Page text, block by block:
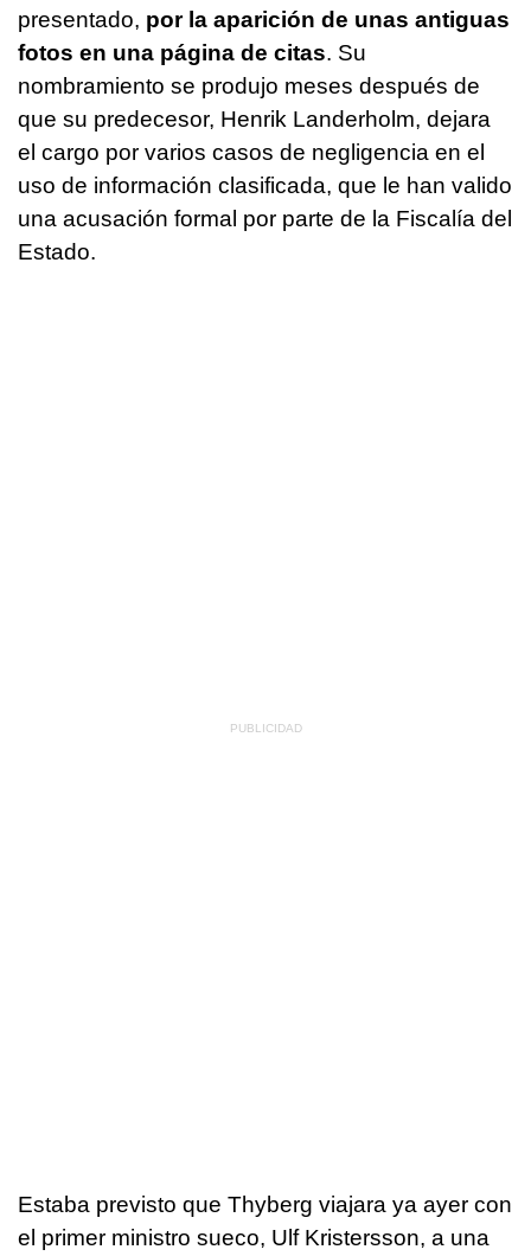
presentado, por la aparición de unas antiguas
fotos en una página de citas. Su
nombramiento se produjo meses después de
que su predecesor, Henrik Landerholm, dejara
el cargo por varios casos de negligencia en el
uso de información clasificada, que le han valido
una acusación formal por parte de la Fiscalía del
Estado.
Estaba previsto que Thyberg viajara ya ayer con
el primer ministro sueco, Ulf Kristersson, a una